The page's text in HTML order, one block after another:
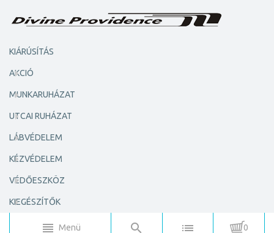
KIÁRÚSÍTÁS
AKCIÓ
MUNKARUHÁZAT
UTCAI RUHÁZAT
LÁBVÉDELEM
KÉZVÉDELEM
VÉDŐESZKÖZ
KIEGÉSZÍTŐK
Menü 0